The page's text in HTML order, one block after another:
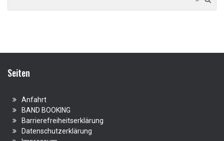
Seiten
Anfahrt
BAND BOOKING
Barrierefreiheitserklärung
Datenschutzerklärung